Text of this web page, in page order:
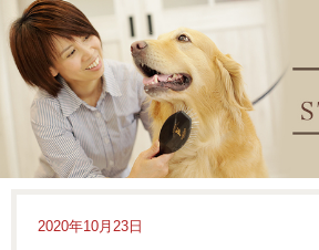
2020年10月23日